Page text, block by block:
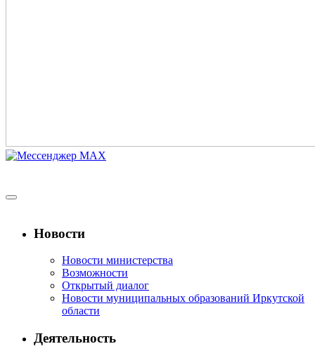
Новости
Новости министерства
Возможности
Открытый диалог
Новости муниципальных образований Иркутской
области
Деятельность